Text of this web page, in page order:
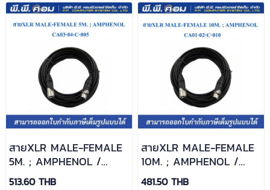
สายXLR MALE-FEMALE
5M. ; AMPHENOL /
CA03-04-C-005
513.60 THB
สายXLR MALE-FEMALE
10M. ; AMPHENOL /
CA01-02-C-010
481.50 THB